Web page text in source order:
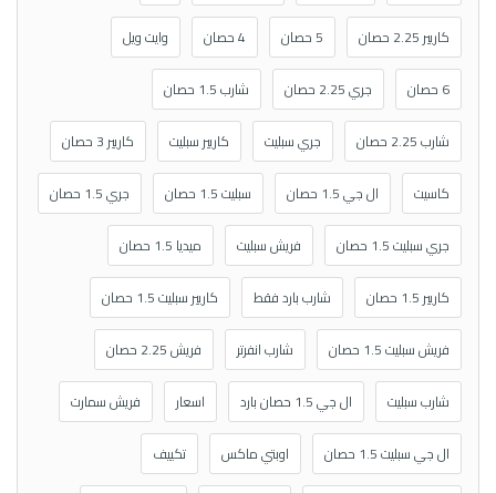
كاريير 2.25 حصان 5 حصان 4 حصان وايت ويل
6 حصان جري 2.25 حصان شارب 1.5 حصان
شارب 2.25 حصان جري سبليت كاريير سبليت كاريير 3 حصان
كاسيت ال جي 1.5 حصان سبليت 1.5 حصان جري 1.5 حصان
جري سبليت 1.5 حصان فريش سبليت ميديا 1.5 حصان
كاريير 1.5 حصان شارب بارد فقط كاريير سبليت 1.5 حصان
فريش سبليت 1.5 حصان شارب انفرتر فريش 2.25 حصان
شارب سبليت ال جي 1.5 حصان بارد اسعار فريش سمارت
ال جي سبليت 1.5 حصان اوبتي ماكس تكييف